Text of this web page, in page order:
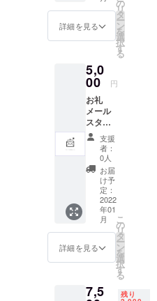
共に美しい
変化を遂げ
てくれるよ
生み出すこ
とを目標
に、タイム
レスでトレ
ンドに左右
されない、
高品質で長
く寄り添う
商品をご提
案します。
にとって唯
別な一点で
ナルス
テッ
カー（3
種類各1
ト/A6サ
イズ）
です。
詳細を見る
の
リ
タ
ー
ン
を
選
択
す
る
5,0
00 円
お礼
メール
スタッ
フより
心を込
めたお
礼メー
ルをお
送りさ
せて頂
きま
す。 （
子供た
ちへの
支援
費用に
支援
者：
0人
お届
け予
定：
2022
年01
月
詳細を見る
こ
の
リ
タ
ー
ン
を
選
択
す
る
7,5 残り